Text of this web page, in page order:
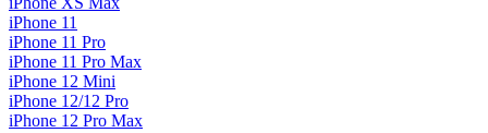
iPhone 11
iPhone 11 Pro
iPhone 11 Pro Max
iPhone 12 Mini
iPhone 12/12 Pro
iPhone 12 Pro Max